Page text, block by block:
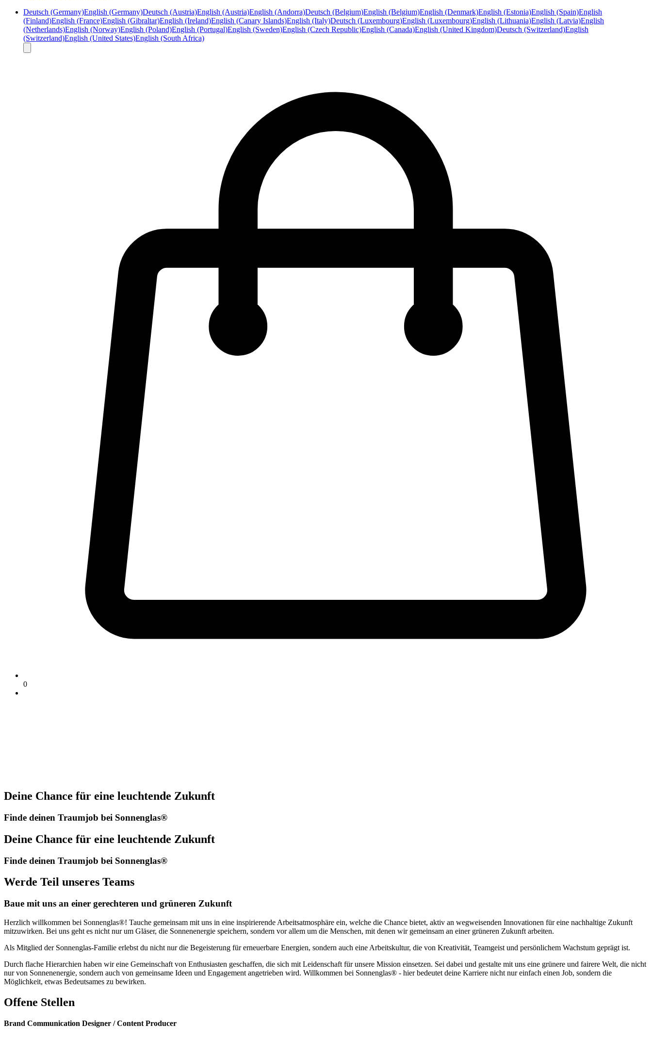
Deutsch (Germany)English (Germany)Deutsch (Austria)English (Austria)English (Andorra)Deutsch (Belgium)English (Belgium)English (Denmark)English (Estonia)English (Spain)English
(Finland)English (France)English (Gibraltar)English (Ireland)English (Canary Islands)English (Italy)Deutsch (Luxembourg)English (Luxembourg)English (Lithuania)English (Latvia)English
(Netherlands)English (Norway)English (Poland)English (Portugal)English (Sweden)English (Czech Republic)English (Canada)English (United Kingdom)Deutsch (Switzerland)English
(Switzerland)English (United States)English (South Africa)
0
Deine Chance für eine leuchtende Zukunft
Finde deinen Traumjob bei Sonnenglas®
Deine Chance für eine leuchtende Zukunft
Finde deinen Traumjob bei Sonnenglas®
Werde Teil unseres Teams
Baue mit uns an einer gerechteren und grüneren Zukunft
Herzlich willkommen bei Sonnenglas®! Tauche gemeinsam mit uns in eine inspirierende Arbeitsatmosphäre ein, welche die Chance bietet, aktiv an wegweisenden Innovationen für eine nachhaltige Zukunft
mitzuwirken. Bei uns geht es nicht nur um Gläser, die Sonnenenergie speichern, sondern vor allem um die Menschen, mit denen wir gemeinsam an einer grüneren Zukunft arbeiten.
Als Mitglied der Sonnenglas-Familie erlebst du nicht nur die Begeisterung für erneuerbare Energien, sondern auch eine Arbeitskultur, die von Kreativität, Teamgeist und persönlichem Wachstum geprägt ist.
Durch flache Hierarchien haben wir eine Gemeinschaft von Enthusiasten geschaffen, die sich mit Leidenschaft für unsere Mission einsetzen. Sei dabei und gestalte mit uns eine grünere und fairere Welt, die nicht
nur von Sonnenenergie, sondern auch von gemeinsame Ideen und Engagement angetrieben wird. Willkommen bei Sonnenglas® - hier bedeutet deine Karriere nicht nur einfach einen Job, sondern die
Möglichkeit, etwas Bedeutsames zu bewirken.
Offene Stellen
Brand Communication Designer / Content Producer